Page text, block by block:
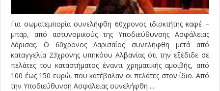
Για σωματεμπορία συνελήφθη 60χρονος ιδιοκτήτης καφέ –
μπαρ, από αστυνομικούς της Υποδιεύθυνσης Ασφάλειας
Λάρισας. Ο 60χρονος Λαρισαίος συνελήφθη μετά από
καταγγελία 23χρονης υπηκόου Αλβανίας ότι την εξέδιδε σε
πελάτες του καταστήματος έναντι χρηματικής αμοιβής, από
100 έως 150 ευρώ, που κατέβαλαν οι πελάτες στον ίδιο. Από
την Υποδιεύθυνση Ασφάλειας συνελήφθη ...